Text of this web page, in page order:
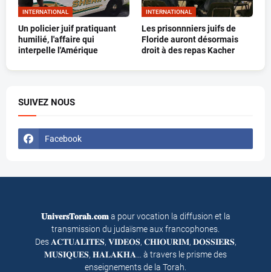
INTERNATIONAL
Un policier juif pratiquant
humilié, l'affaire qui
interpelle l'Amérique
INTERNATIONAL
Les prisonnniers juifs de
Floride auront désormais
droit à des repas Kacher
SUIVEZ NOUS
Facebook
𝐔𝐧𝐢𝐯𝐞𝐫𝐬𝐓𝐨𝐫𝐚𝐡.𝐜𝐨𝐦a pour vocation la diffusion et la
transmission du judaïsme aux francophones.
Des 𝐀𝐂𝐓𝐔𝐀𝐋𝐈𝐓𝐄𝐒, 𝐕𝐈𝐃𝐄𝐎𝐒, 𝐂𝐇𝐈𝐎𝐔𝐑𝐈𝐌, 𝐃𝐎𝐒𝐒𝐈𝐄𝐑𝐒,
𝐌𝐔𝐒𝐈𝐐𝐔𝐄𝐒, 𝐇𝐀𝐋𝐀𝐊𝐇𝐀… à travers le prisme des
enseignements de la Torah.